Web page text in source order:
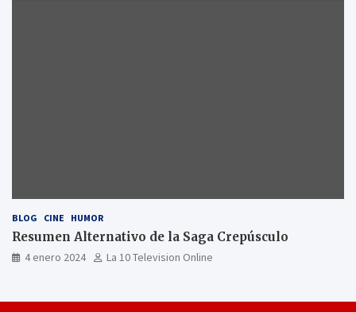
BLOG CINE HUMOR
Resumen Alternativo de la Saga Crepúsculo
4 enero 2024 La 10 Television Online